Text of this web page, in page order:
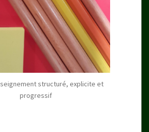
structuré, explicite et
progressif